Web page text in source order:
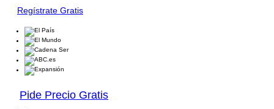
Regístrate Gratis
Pide Precio Gratis